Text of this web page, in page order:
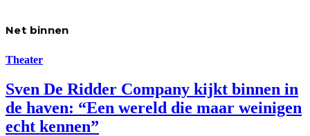
Net binnen
Theater
Sven De Ridder Company kijkt binnen in
de haven: “Een wereld die maar weinigen
echt kennen”